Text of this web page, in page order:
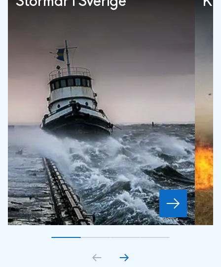
Gå till bildkort1
Gå till bildkort2
Gå till bildkort3
Gå till bildkort